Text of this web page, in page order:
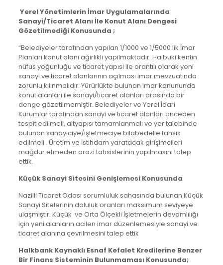
Yerel Yönetimlerin İmar Uygulamalarında
Sanayi/Ticaret Alanı İle Konut Alanı Dengesi
Gözetilmediği Konusunda ;
“Belediyeler tarafından yapılan 1/1000 ve 1/5000 lik İmar
Planları konut alanı ağırlıklı yapılmaktadır. Halbuki kentin
nüfus yoğunluğu ve ticaret yapısı ile orantılı olarak yeni
sanayi ve ticaret alanlarının açılması imar mevzuatında
zorunlu kılınmalıdır. Yürürlükte bulunan imar kanununda
konut alanları ile sanayi/ticaret alanları arasında bir
denge gözetilmemiştir. Belediyeler ve Yerel İdari
Kurumlar tarafından sanayi ve ticaret alanları önceden
tespit edilmeli, altyapısı tamamlanmalı ve yer talebinde
bulunan sanayiciye/işletmeciye bilabedelle tahsis
edilmeli . Üretim ve İstihdam yaratacak girişimcileri
mağdur etmeden arazi tahsislerinin yapılmasını talep
ettik.
Küçük Sanayi Sitesini Genişlemesi Konusunda
Nazilli Ticaret Odası sorumluluk sahasında bulunan Küçük
Sanayi Sitelerinin doluluk oranları maksimum seviyeye
ulaşmıştır. Küçük ve Orta Ölçekli İşletmelerin devamlılığı
için yeni alanların acilen imar düzenlemesiyle sanayi ve
ticaret alanına çevrilmesini talep ettik
Halkbank Kaynaklı Esnaf Kefalet Kredilerine Benzer
Bir Finans Sisteminin Bulunmaması Konusunda;